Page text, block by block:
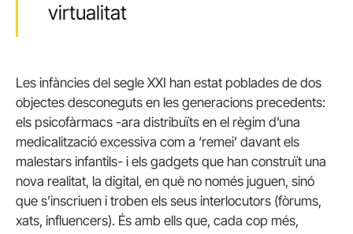
virtualitat
Les infàncies del segle XXI han estat poblades de dos
objectes desconeguts en les generacions precedents:
els psicofàrmacs -ara distribuïts en el règim d’una
medicalització excessiva com a ‘remei’ davant els
malestars infantils- i els gadgets que han construït una
nova realitat, la digital, en què no només juguen, sinó
que s’inscriuen i troben els seus interlocutors (fòrums,
xats, influencers). És amb ells que, cada cop més,